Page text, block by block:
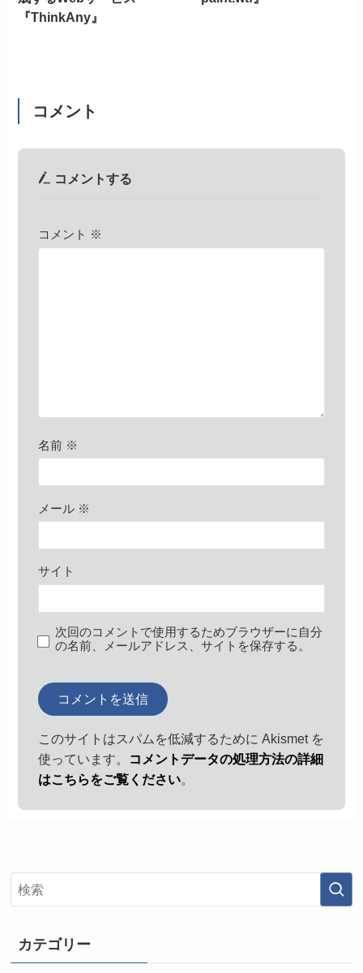
『ThinkAny』
コメント
コメントする
コメント ※
名前 ※
メール ※
サイト
次回のコメントで使用するためブラウザーに自分
の名前、メールアドレス、サイトを保存する。
このサイトはスパムを低減するために Akismet を
使っています。
コメントデータの処理方法の詳細
はこちらをご覧ください。
カテゴリー